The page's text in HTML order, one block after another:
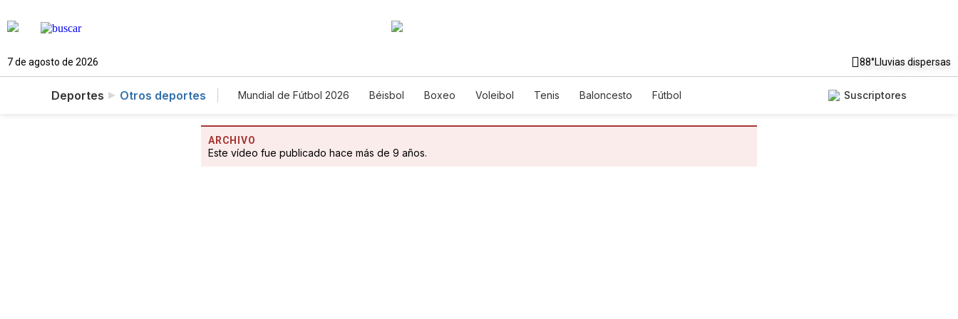
7 de agosto de 2026 88°Lluvias dispersas
Deportes Otros deportes Mundial de Fútbol 2026 Béisbol Boxeo Voleibol Tenis Baloncesto Fútbol Suscriptores
ARCHIVO
Este vídeo fue publicado hace más de 9 años.